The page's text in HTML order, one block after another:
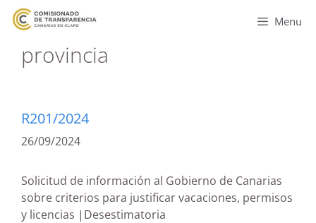
Menu
provincia
R201/2024
26/09/2024
Solicitud de información al Gobierno de Canarias
sobre criterios para justificar vacaciones, permisos
y licencias |Desestimatoria